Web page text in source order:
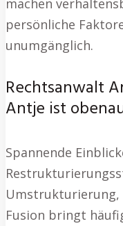
machen
persönliche
unumgänglich.
Rechtsanwalt
Antje ist
Spannende
Umstrukturierung,
Fusion bringt